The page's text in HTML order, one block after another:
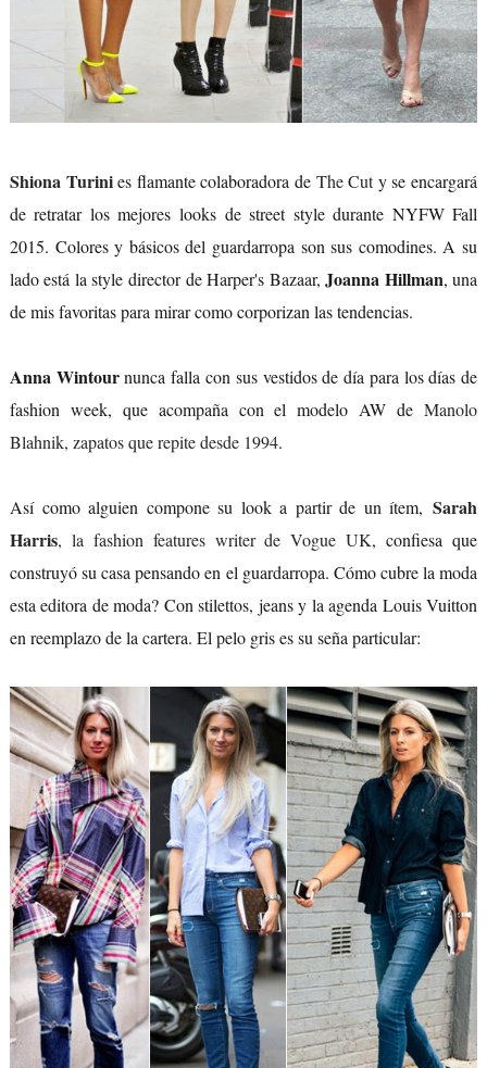
Shiona Turinies flamante colaboradora de The Cuty se encargará
de retratar los mejores looks de street style durante NYFW Fall
2015. Colores y básicos del guardarropa son sus comodines. A su
lado está la style director de Harper's Bazaar,Joanna Hillman, una
de mis favoritas para mirar como corporizan las tendencias.
Anna Wintournunca falla con sus vestidos de día para los días de
fashion week, que acompaña con el modelo AW deManolo
Blahnik, zapatos que repite desde 1994.
Así como alguien compone su look a partir de un ítem,Sarah
Harris, la fashion features writer de Vogue UK, confiesa que
construyó su casa pensando en el guardarropa. Cómo cubre la moda
esta editora de moda? Con stilettos, jeans y la agenda Louis Vuitton
en reemplazo de la cartera. El pelo gris es su seña particular: